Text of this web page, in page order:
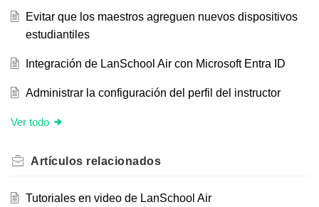
Evitar que los maestros agreguen nuevos dispositivos
estudiantiles
Integración de LanSchool Air con Microsoft Entra ID
Administrar la configuración del perfil del instructor
Ver todo
Artículos relacionados
Tutoriales en video de LanSchool Air